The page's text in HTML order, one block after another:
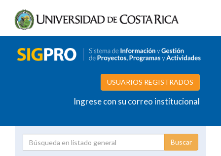
USUARIOS REGISTRADOS
Ingrese con su correo institucional